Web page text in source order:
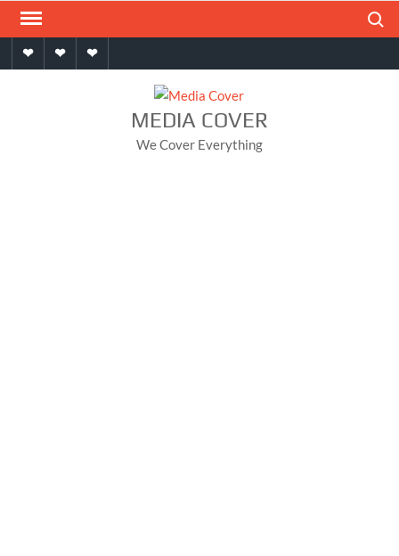
Skip
contentHomeAboutContact
MEDIA COVER
We Cover Everything